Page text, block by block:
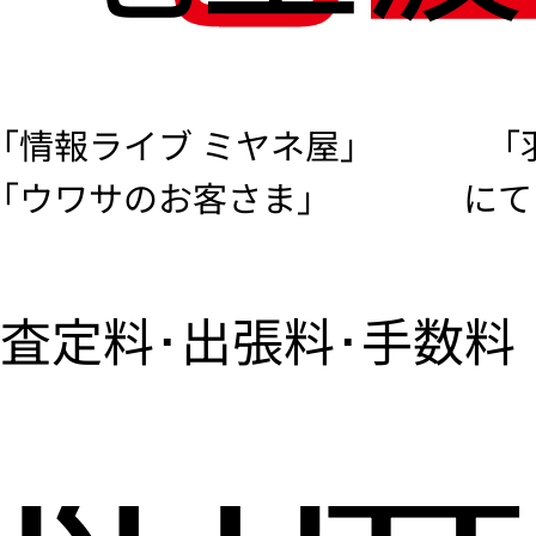
情報ライブ ミヤネ屋」
ウワサのお客さま」
にて
査定料･出張料･手数料